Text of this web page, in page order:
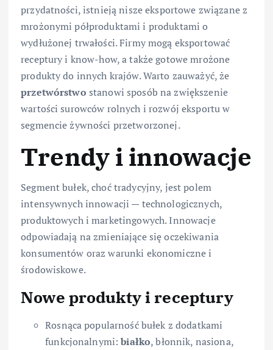
przydatności, istnieją nisze eksportowe związane z
mrożonymi półproduktami i produktami o
wydłużonej trwałości. Firmy mogą eksportować
receptury i know-how, a także gotowe mrożone
produkty do innych krajów. Warto zauważyć, że
przetwórstwo stanowi sposób na zwiększenie
wartości surowców rolnych i rozwój eksportu w
segmencie żywności przetworzonej.
Trendy i innowacje
Segment bułek, choć tradycyjny, jest polem
intensywnych innowacji — technologicznych,
produktowych i marketingowych. Innowacje
odpowiadają na zmieniające się oczekiwania
konsumentów oraz warunki ekonomiczne i
środowiskowe.
Nowe produkty i receptury
Rosnąca popularność bułek z dodatkami
funkcjonalnymi:białko, błonnik, nasiona,